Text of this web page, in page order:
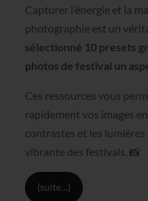
Capturer l’énergie et la
photographie est un
sélectionné 10 presets
photos de festival un
Ces ressources vous
rapidement vos images
contrastes et les
vibrante des festivals. 📸
(suite…)